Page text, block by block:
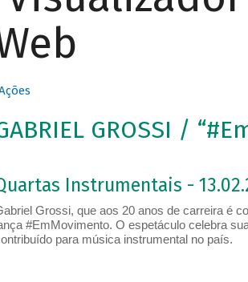
GROSSI /
Instrumentais -
Grossi, que aos 20 anos de carreira é
#EmMovimento. O espetáculo celebra
para música instrumental no país.